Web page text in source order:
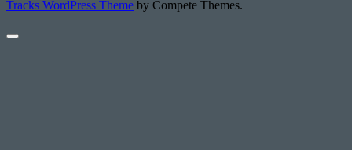
Tracks WordPress Theme by Compete Themes.